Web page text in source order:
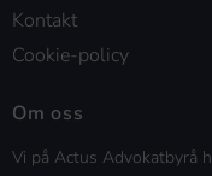
Kontakt
Cookie-policy
Om oss
Vi på Actus Advokatbyrå